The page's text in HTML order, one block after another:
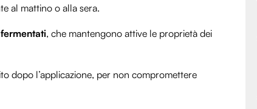
al mattino o alla sera.
, che mantengono attive le proprietà dei
dopo l’applicazione, per non compromettere